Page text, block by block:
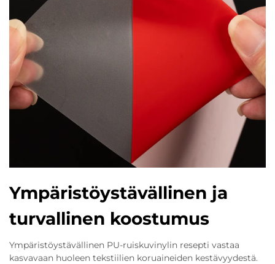
Ympäristöystävällinen ja
turvallinen koostumus
Ympäristöystävällinen PU-ruiskuvinylin resepti vastaa
kasvavaan huoleen tekstiilien koruaineiden kestävyydestä.